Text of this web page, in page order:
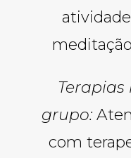
grupo:
com